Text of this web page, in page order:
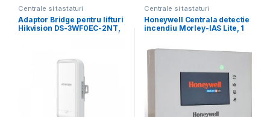
Centrale si tastaturi
Adaptor Bridge pentru lifturi
Hikvision DS-3WF0EC-2NT,
Centrale si tastaturi
Honeywell Centrala detectie
incendiu Morley-IAS Lite, 1